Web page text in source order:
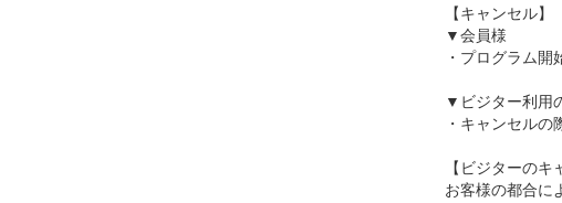
【キャンセル】
▼会員様
・プログラム
▼ビジター利用
・キャンセルの
【ビジターのキ
お客様の都合に